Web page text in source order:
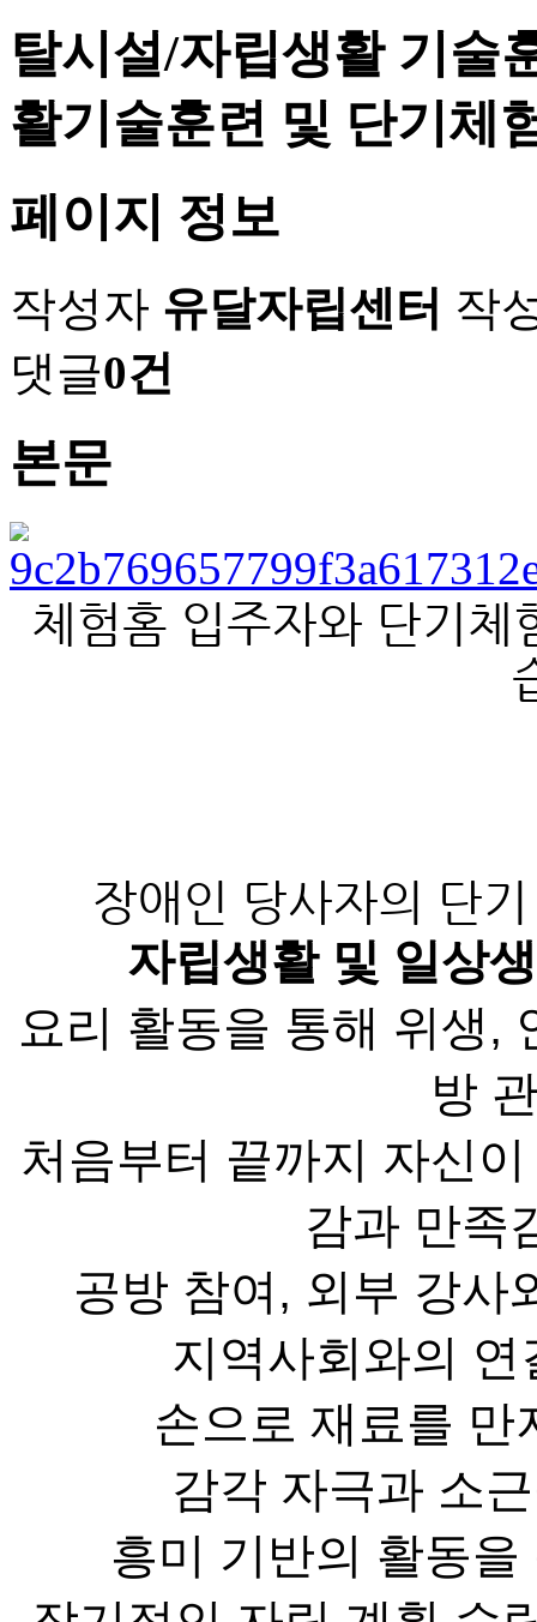
탈시설/자립생활 기술
활기술훈련 및 단기체
페이지 정보
작성자 유달자립센터 작
댓글0건
본문
체험홈 입주자와 단기
장애인 당사자의 단
자립생활 및 일상
요리 활동을 통해 위생,
방
처음부터 끝까지 자신
감과 만족
공방 참여, 외부 강사
지역사회와의
손으로 재료를 만
감각 자극과 소
흥미 기반의 활동